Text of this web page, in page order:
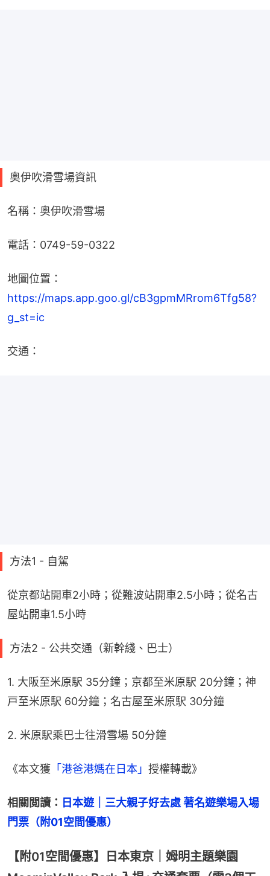
奥伊吹滑雪場資訊
名稱：奥伊吹滑雪場
電話：0749-59-0322
地圖位置：
https://maps.app.goo.gl/cB3gpmMRrom6Tfg58?
g_st=ic
交通：
方法1 - 自駕
從京都站開車2小時；從難波站開車2.5小時；從名古
屋站開車1.5小時
方法2 - 公共交通（新幹綫、巴士）
1. 大阪至米原駅 35分鐘；京都至米原駅 20分鐘；神
戸至米原駅 60分鐘；名古屋至米原駅 30分鐘
2. 米原駅乘巴士往滑雪場 50分鐘
《本文獲 「港爸港媽在日本」 授權轉載》
相關閲讀： 日本遊｜三大親子好去處 著名遊樂場入場
門票（附01空間優惠）
【附01空間優惠】日本東京｜姆明主題樂園